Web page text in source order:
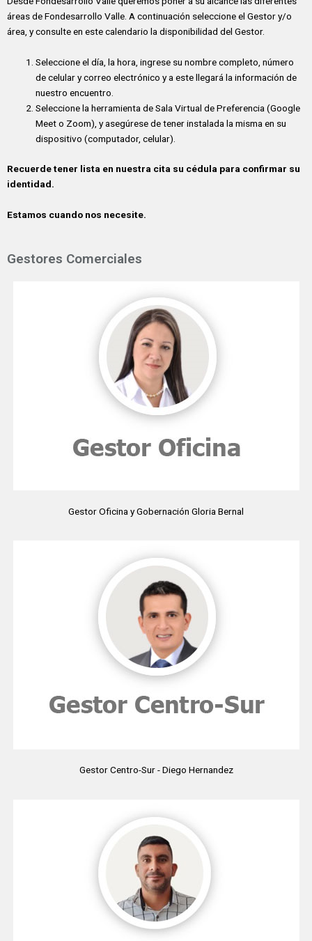
áreas de Fondesarrollo Valle. A continuación seleccione el Gestor y/o
área, y consulte en este calendario la disponibilidad del Gestor.
Seleccione el día, la hora, ingrese su nombre completo, número
de celular y correo electrónico y a este llegará la información de
nuestro encuentro.
Seleccione la herramienta de Sala Virtual de Preferencia (Google
Meet o Zoom), y asegúrese de tener instalada la misma en su
dispositivo (computador, celular).
Recuerde tener lista en nuestra cita su cédula para confirmar su
identidad.
Estamos cuando nos necesite.
Gestores Comerciales
Gestor Oficina y Gobernación Gloria Bernal
Gestor Centro-Sur - Diego Hernandez